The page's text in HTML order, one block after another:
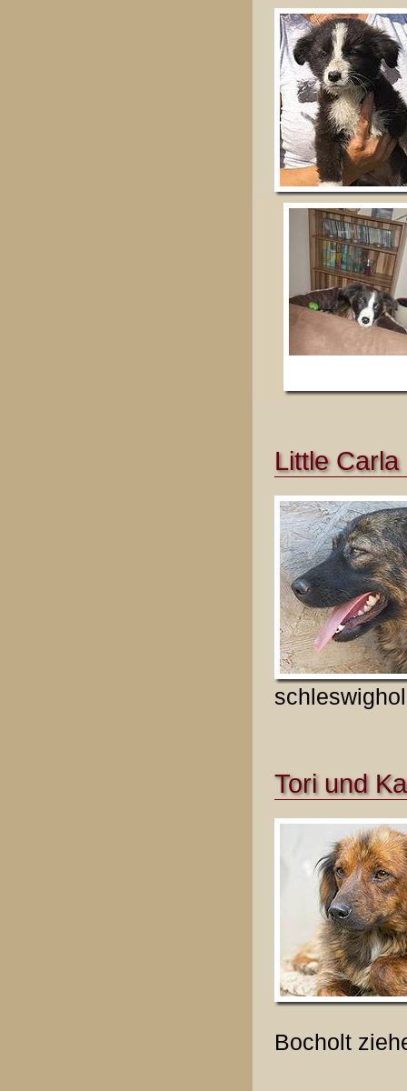
Little Carla
Tori und
Bocholt